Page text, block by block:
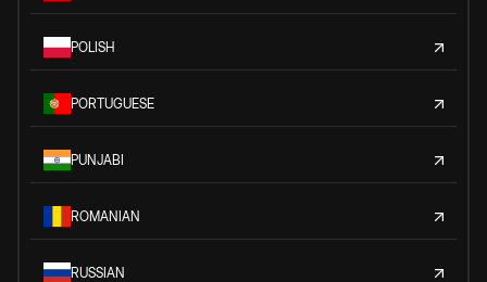
POLISH
PORTUGUESE
PUNJABI
ROMANIAN
RUSSIAN